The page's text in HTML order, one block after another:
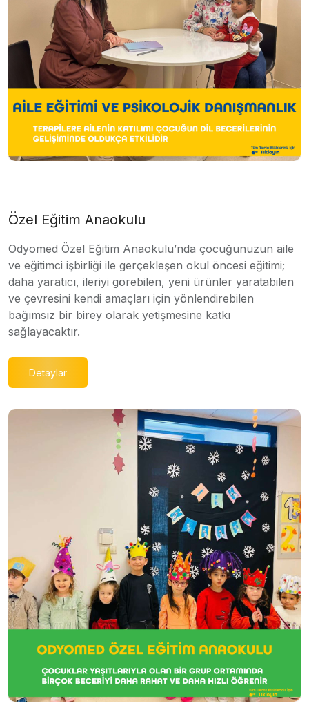
Özel Eğitim Anaokulu
Odyomed Özel Eğitim Anaokulu’nda çocuğunuzun aile
ve eğitimci işbirliği ile gerçekleşen okul öncesi eğitimi;
daha yaratıcı, ileriyi görebilen, yeni ürünler yaratabilen
ve çevresini kendi amaçları için yönlendirebilen
bağımsız bir birey olarak yetişmesine katkı
sağlayacaktır.
Detaylar